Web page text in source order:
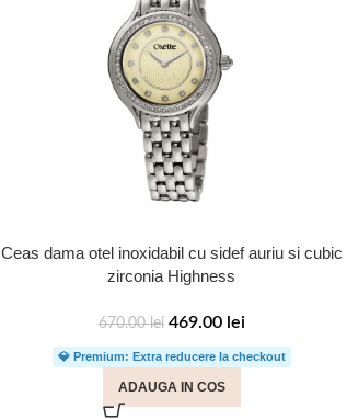
Ceas dama otel inoxidabil cu sidef auriu si cubic
zirconia Highness
670.00lei 469.00 lei
💎 Premium: Extra reducere la checkout
ADAUGA IN COS